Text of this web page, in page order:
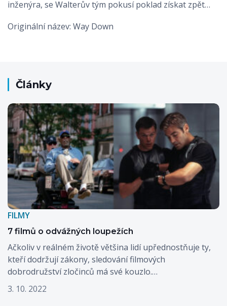
inženýra, se Walterův tým pokusí poklad získat zpět…
Originální název: Way Down
Články
FILMY
7 filmů o odvážných loupežích
Ačkoliv v reálném životě většina lidí upřednostňuje ty,
kteří dodržují zákony, sledování filmových
dobrodružství zločinců má své kouzlo.…
3. 10. 2022